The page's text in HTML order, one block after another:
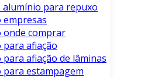
alumínio para repuxo
empresas
onde comprar
para afiação
afiação de lâminas
para estampagem